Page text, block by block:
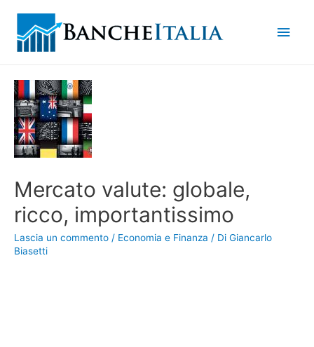
Mercato valute: globale,
ricco, importantissimo
Lascia un commento / Economia e Finanza / Di Giancarlo
Biasetti